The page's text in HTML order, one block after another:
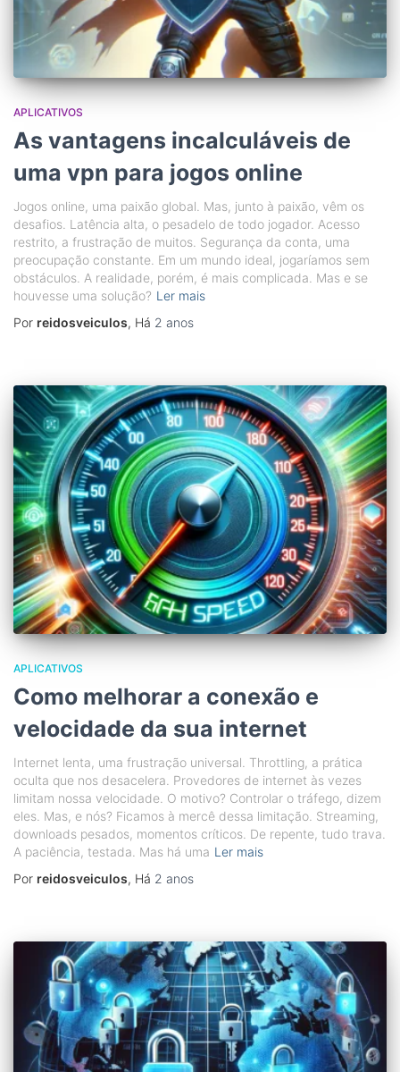
APLICATIVOS
As vantagens incalculáveis de
uma vpn para jogos online
Jogos online, uma paixão global. Mas, junto à paixão, vêm os
desafios. Latência alta, o pesadelo de todo jogador. Acesso
restrito, a frustração de muitos. Segurança da conta, uma
preocupação constante. Em um mundo ideal, jogaríamos sem
obstáculos. A realidade, porém, é mais complicada. Mas e se
houvesse uma solução? Ler mais
Por reidosveiculos, Há 2 anos
APLICATIVOS
Como melhorar a conexão e
velocidade da sua internet
Internet lenta, uma frustração universal. Throttling, a prática
oculta que nos desacelera. Provedores de internet às vezes
limitam nossa velocidade. O motivo? Controlar o tráfego, dizem
eles. Mas, e nós? Ficamos à mercê dessa limitação. Streaming,
downloads pesados, momentos críticos. De repente, tudo trava.
A paciência, testada. Mas há uma Ler mais
Por reidosveiculos, Há 2 anos